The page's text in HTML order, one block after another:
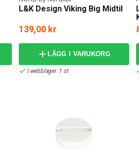
L&K Design Viking Big Midtil
139,00 kr
LÄGG I VARUKORG
I webblager: 1 st